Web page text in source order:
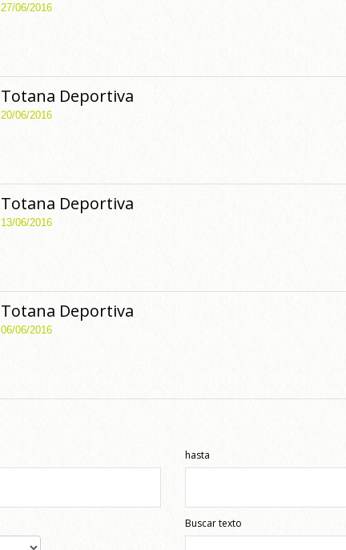
27/06/2016
Totana Deportiva
20/06/2016
Totana Deportiva
13/06/2016
Totana Deportiva
06/06/2016
hasta
Buscar texto